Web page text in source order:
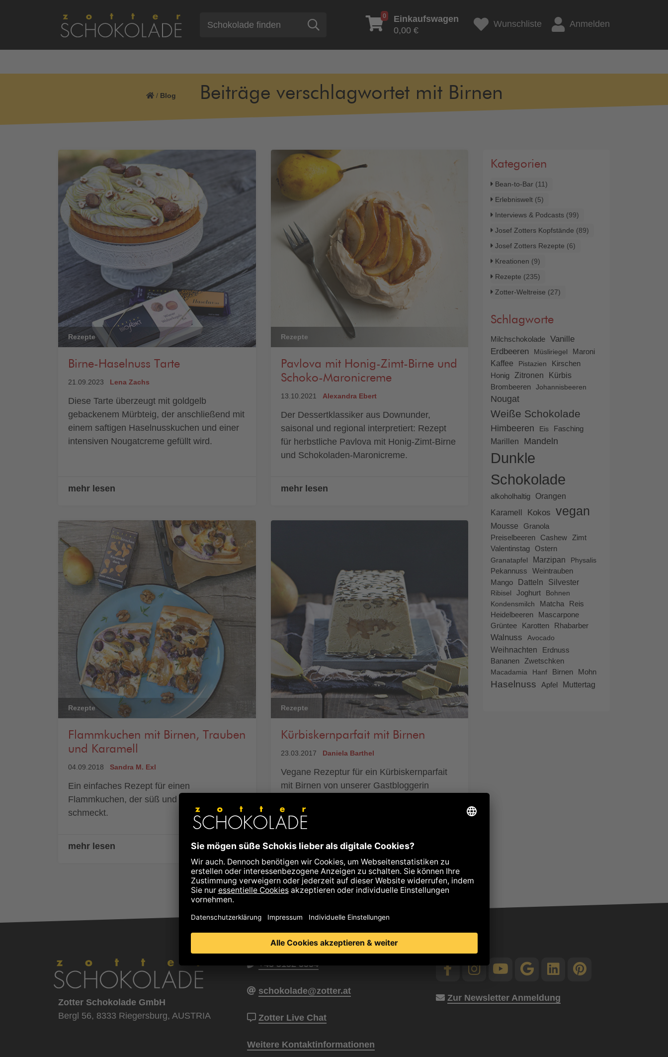
0
Einkaufswagen
0,00 €
Wunschliste Anmelden
/ Blog Beiträge verschlagwortet mit Birnen
Rezepte
Birne-Haselnuss Tarte
21.09.2023 Lena Zachs
Diese Tarte überzeugt mit goldgelb
gebackenem Mürbteig, der anschließend mit
einem saftigen Haselnusskuchen und einer
intensiven Nougatcreme gefüllt wird.
mehr lesen
Rezepte
Pavlova mit Honig-Zimt-Birne und
Schoko-Maronicreme
13.10.2021 Alexandra Ebert
Der Dessertklassiker aus Downunder,
saisonal und regional interpretiert: Rezept
für herbstliche Pavlova mit Honig-Zimt-Birne
und Schokoladen-Maronicreme.
mehr lesen
Rezepte
Flammkuchen mit Birnen, Trauben
und Karamell
04.09.2018 Sandra M. Exl
Ein einfaches Rezept für einen
Flammkuchen, der süß und pikant zugleich
schmeckt.
mehr lesen
Rezepte
Kürbiskernparfait mit Birnen
23.03.2017 Daniela Barthel
Vegane Rezeptur für ein Kürbiskernparfait
mit Birnen von unserer Gastbloggerin
mehr lesen
Kategorien
Bean-to-Bar(11)
Erlebniswelt(5)
Interviews & Podcasts(99)
Josef Zotters Kopfstände (89)
Josef Zotters Rezepte (6)
Kreationen (9)
Rezepte (235)
Zotter-Weltreise (27)
Schlagworte
Milchschokolade Vanille
Erdbeeren Müsliriegel Maroni
Kaffee Pistazien Kirschen
Honig Zitronen
Kürbis
Brombeeren
Johannisbeeren
Nougat
Weiße Schokolade
Himbeeren Eis Fasching
Marillen Mandeln
Dunkle
Schokolade
alkoholhaltig
Orangen
Karamell
Kokos vegan
Mousse Granola
Preiselbeeren Cashew Zimt
Valentinstag Ostern
Granatapfel Marzipan
Physalis
Pekannuss
Weintrauben
Mango
Datteln Silvester
Ribisel Joghurt
Bohnen
Kondensmilch
Matcha Reis
Heidelbeeren Mascarpone
Grüntee Karotten Rhabarber
Walnuss Avocado
Weihnachten Erdnuss
Bananen
Zwetschken
Macadamia
Hanf Birnen Mohn
Haselnuss Apfel Muttertag
Zotter Schokolade GmbH
Bergl 56, 8333 Riegersburg, AUSTRIA
+43 3152 5554
schokolade@zotter.at
Zotter Live Chat
Weitere Kontaktinformationen
Zur Newsletter Anmeldung